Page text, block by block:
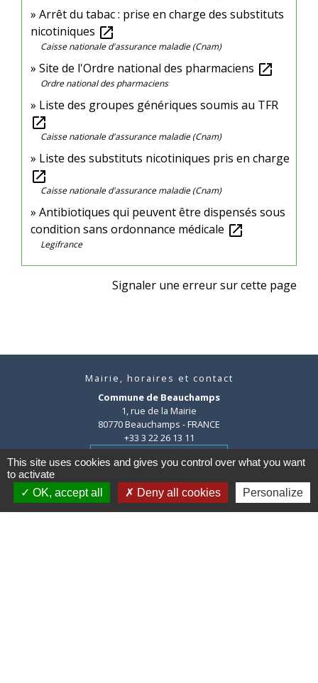
Arrêt du tabac : prise en charge des substituts
nicotiniques open_in_new
Caisse nationale d'assurance maladie (Cnam)
Site de l'Ordre national des pharmaciens open_in_new
Ordre national des pharmaciens
Liste des groupes génériques soumis au TFR
open_in_new
Caisse nationale d'assurance maladie (Cnam)
Liste des substituts nicotiniques pris en charge
open_in_new
Caisse nationale d'assurance maladie (Cnam)
Antibiotiques qui peuvent être dispensés sous
condition sans ordonnance médicale open_in_new
Legifrance
Signaler une erreur sur cette page
Mairie, horaires et contact
Commune de Beauchamps
1, rue de la Mairie
80770 Beauchamps - FRANCE
+33 3 22 26 13 11
Contact par formulaire
This site uses cookies and gives you control over what you want
to activate
OK, accept all
Deny all cookies Personalize